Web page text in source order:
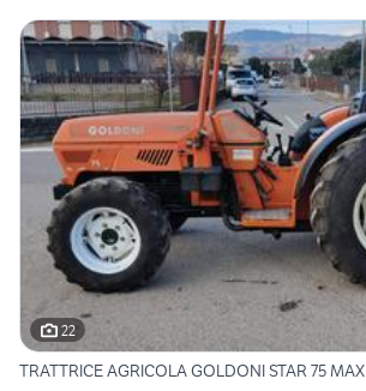
22
TRATTRICE AGRICOLA GOLDONI STAR 75 MAX